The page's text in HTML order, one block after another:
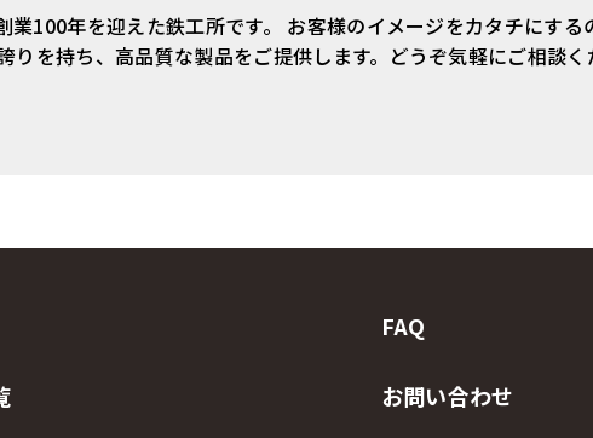
業100年を迎えた鉄工所です。 お客様のイメージをカタチにする
りを持ち、高品質な製品をご提供します。どうぞ気軽にご相談く
FAQ
お問い合わせ